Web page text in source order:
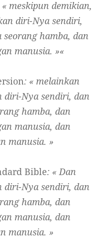
meskipun demikian,
diri-Nya sendiri,
hamba, dan
manusia. »«
: « melainkan
diri-Nya sendiri, dan
hamba, dan
manusia, dan
manusia. »
Bible: « Dan
diri-Nya sendiri, dan
hamba, dan
manusia, dan
manusia. »